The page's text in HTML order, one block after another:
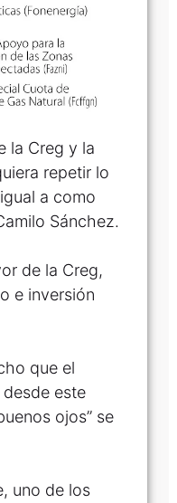
la Creg y la
repetir lo
a como
Sánchez.
de la Creg,
e inversión
que el
este
ojos” se
uno de los